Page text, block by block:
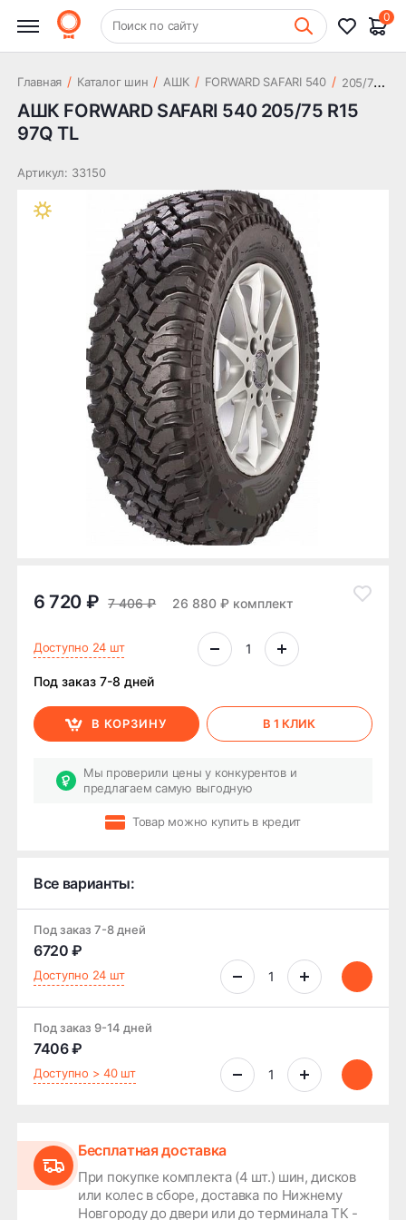
+7 (831) 261-35-35 Шиномонтаж
Поиск по сайту
0
205/75 R15 97Q TL
Главная / Каталог шин / АШК / FORWARD SAFARI 540 / 2
05/75 R15 97Q TL
АШК FORWARD SAFARI 540 205/75 R15
97Q TL
Артикул: 33150
6 720 ₽ 7 406 ₽ 26 880 ₽ комплект
Доступно 24 шт
Под заказ 7-8 дней
В КОРЗИНУ В 1 КЛИК
Мы проверили цены у конкурентов и
предлагаем самую выгодную
Товар можно купить в кредит
Все варианты:
Под заказ 7-8 дней
6720 ₽
Доступно 24 шт
Под заказ 9-14 дней
7406 ₽
Доступно > 40 шт
Бесплатная доставка
При покупке комплекта (4 шт.) шин, дисков
или колес в сборе, доставка по Нижнему
Новгороду до двери или до терминала ТК -